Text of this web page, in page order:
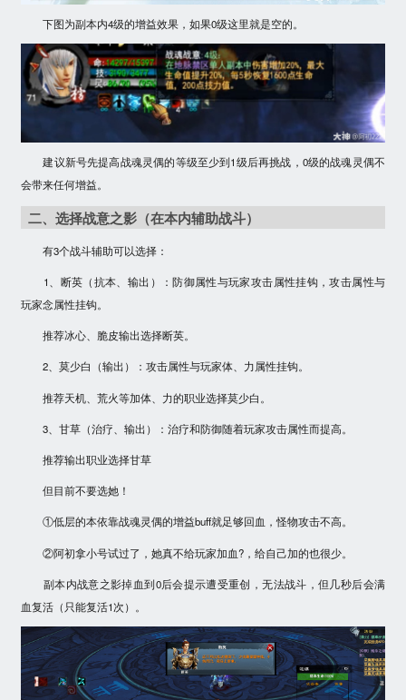
下图为副本内4级的增益效果，如果0级这里就是空的。
建议新号先提高战魂灵偶的等级至少到1级后再挑战，0级的战魂灵偶不
会带来任何增益。
二、选择战意之影（在本内辅助战斗）
有3个战斗辅助可以选择：
1、断英（抗本、输出）：防御属性与玩家攻击属性挂钩，攻击属性与
玩家念属性挂钩。
推荐冰心、脆皮输出选择断英。
2、莫少白（输出）：攻击属性与玩家体、力属性挂钩。
推荐天机、荒火等加体、力的职业选择莫少白。
3、甘草（治疗、输出）：治疗和防御随着玩家攻击属性而提高。
推荐输出职业选择甘草
但目前不要选她！
①低层的本依靠战魂灵偶的增益buff就足够回血，怪物攻击不高。
②阿初拿小号试过了，她真不给玩家加血?，给自己加的也很少。
副本内战意之影掉血到0后会提示遭受重创，无法战斗，但几秒后会满
血复活（只能复活1次）。